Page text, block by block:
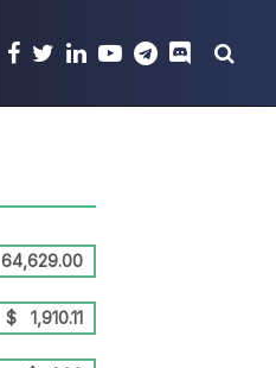
64,629.00
$ 1,910.11